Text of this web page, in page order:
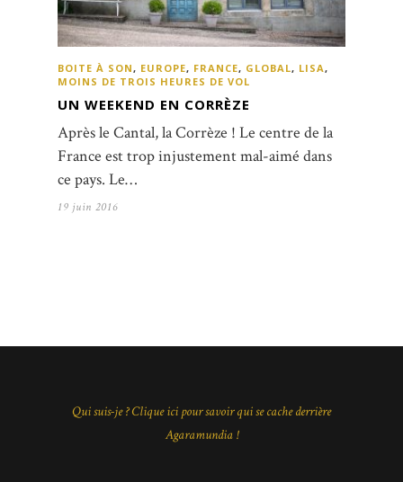
BOITE À SON, EUROPE, FRANCE, GLOBAL, LISA,
MOINS DE TROIS HEURES DE VOL
UN WEEKEND EN CORRÈZE
Après le Cantal, la Corrèze ! Le centre de la
France est trop injustement mal-aimé dans
ce pays. Le…
19 juin 2016
Qui suis-je ? Clique ici pour savoir qui se cache derrière
Agaramundia !